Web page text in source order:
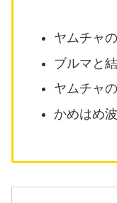
ヤムチャ
ブルマと
ヤムチャ
かめはめ